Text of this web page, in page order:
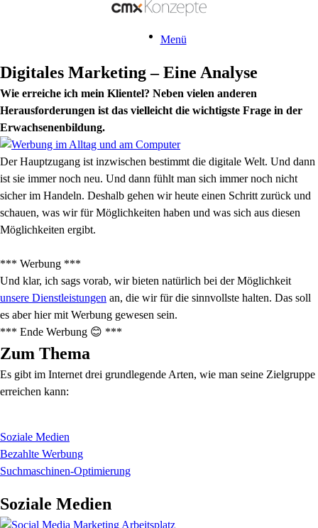
Menü
Digitales Marketing – Eine Analyse
Wie erreiche ich mein Klientel? Neben vielen anderen
Herausforderungen ist das vielleicht die wichtigste Frage in der
Erwachsenenbildung.
Der Hauptzugang ist inzwischen bestimmt die digitale Welt. Und dann
ist sie immer noch neu. Und dann fühlt man sich immer noch nicht
sicher im Handeln. Deshalb gehen wir heute einen Schritt zurück und
schauen, was wir für Möglichkeiten haben und was sich aus diesen
Möglichkeiten ergibt.
*** Werbung ***
Und klar, ich sags vorab, wir bieten natürlich bei der Möglichkeit
unsere Dienstleistungen an, die wir für die sinnvollste halten. Das soll
es aber hier mit Werbung gewesen sein.
*** Ende Werbung 😊 ***
Zum Thema
Es gibt im Internet drei grundlegende Arten, wie man seine Zielgruppe
erreichen kann:
Soziale Medien
Bezahlte Werbung
Suchmaschinen-Optimierung
Soziale Medien